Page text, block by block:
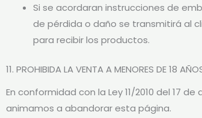
Si se acordaran instrucciones de
de pérdida o daño se transmitirá al
para recibir los productos.
11. PROHIBIDA LA VENTA A MENORES DE 18
En conformidad con la Ley 11/2010 del 17
animamos a abandorar esta página.